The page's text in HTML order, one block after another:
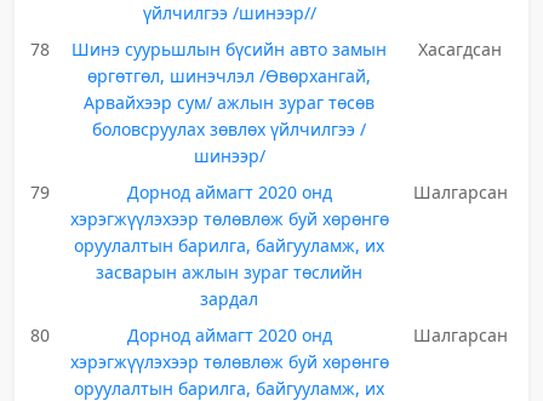
үйлчилгээ /шинээр//
78
Шинэ суурьшлын бүсийн авто замын
өргөтгөл, шинэчлэл /Өвөрхангай,
Арвайхээр сум/ ажлын зураг төсөв
боловсруулах зөвлөх үйлчилгээ /
шинээр/
Хасагдсан
79
Дорнод аймагт 2020 онд
хэрэгжүүлэхээр төлөвлөж буй хөрөнгө
оруулалтын барилга, байгууламж, их
засварын ажлын зураг төслийн
зардал
Шалгарсан
80
Дорнод аймагт 2020 онд
хэрэгжүүлэхээр төлөвлөж буй хөрөнгө
оруулалтын барилга, байгууламж, их
Шалгарсан